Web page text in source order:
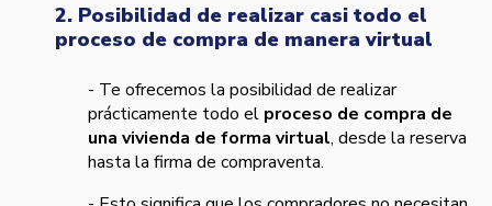
2. Posibilidad de realizar casi todo el
proceso de compra de manera virtual
- Te ofrecemos la posibilidad de realizar
prácticamente todo el proceso de compra de
una vivienda de forma virtual, desde la reserva
hasta la firma de compraventa.